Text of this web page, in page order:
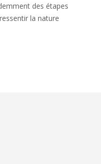
des étapes
la nature